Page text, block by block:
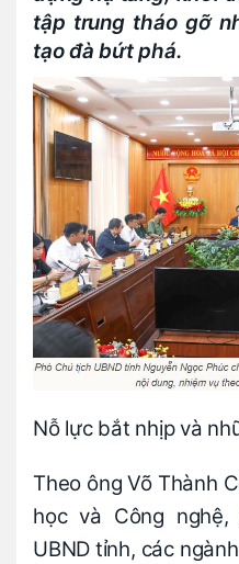
tập trung tháo gỡ
tạo đà bứt phá.
Nỗ lực bắt nhịp và
Theo ông Võ Thành
học và Công
UBND tỉnh, các